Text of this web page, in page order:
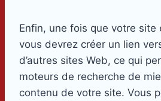
Enfin, une fois que votre site
vous devrez créer un lien
d’autres sites Web, ce qui
moteurs de recherche de
contenu de votre site. Vous